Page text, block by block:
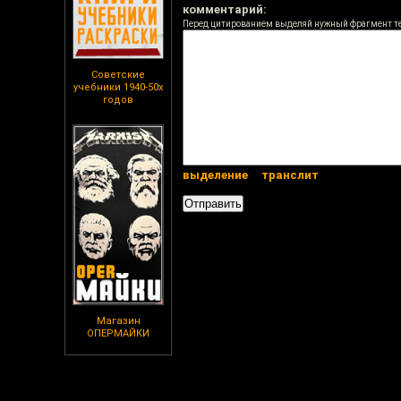
Советские
учебники 1940-50х
годов
Магазин
ОПЕРМАЙКИ
комментарий:
Перед цитированием выделяй нужный фрагмент
выделение транслит